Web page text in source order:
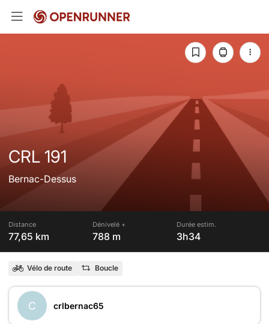
CRL 191
Bernac-Dessus
Distance
77,65 km
Dénivelé +
788 m
Durée estim.
3h34
Vélo de route Boucle
C crlbernac65